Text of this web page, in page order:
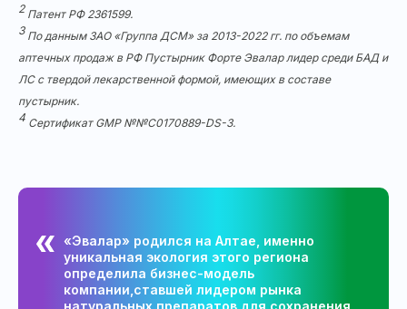
2 Патент РФ 2361599.
3По данным ЗАО «Группа ДСМ» за 2013-2022 гг. по объемам
аптечных продаж в РФ Пустырник Форте Эвалар лидер среди БАД и
ЛС с твердой лекарственной формой, имеющих в составе
пустырник.
4 Сертификат GMP №№С0170889-DS-3.
«Эвалар» родился на Алтае, именно
уникальная экология этого региона
определила бизнес-модель
компании,ставшей лидером рынка
натуральных препаратов для сохранения